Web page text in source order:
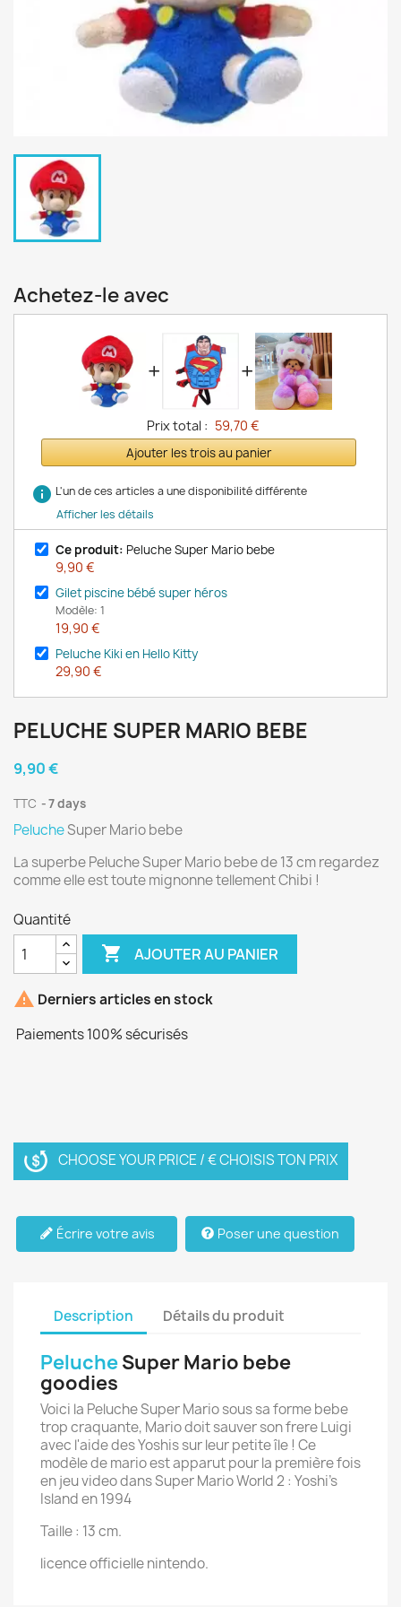
Achetez-le avec
+ +
Prix total : 59,70 €
Ajouter les trois au panier
info L'un de ces articles a une disponibilité différente
Afficher les détails
Ce produit: Peluche Super Mario bebe
9,90 €
Gilet piscine bébé super héros
Modèle: 1
19,90 €
Peluche Kiki en Hello Kitty
29,90 €
PELUCHE SUPER MARIO BEBE
9,90 €
TTC 7 days
PelucheSuper Mario bebe
La superbe Peluche Super Mario bebe de 13 cm regardez
comme elle est toute mignonne tellement Chibi !
Quantité
 AJOUTER AU PANIER
 Derniers articles en stock
Paiements 100% sécurisés
CHOOSE YOUR PRICE / € CHOISIS TON PRIX
Écrire votre avis Poser une question
Description Détails du produit
PelucheSuper Mario bebe
goodies
Voici la Peluche Super Mario sous sa forme bebe
trop craquante, Mario doit sauver son frere Luigi
avec l'aide des Yoshis sur leur petite île ! Ce
modèle de mario est apparut pour la première fois
en jeu video dans Super Mario World 2 : Yoshi's
Island en 1994
Taille : 13 cm.
licence officielle nintendo.